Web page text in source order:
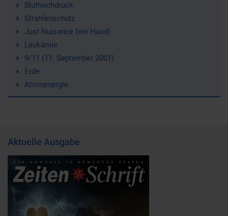
Bluthochdruck
Strahlenschutz
Just Nuisance (ein Hund)
Leukämie
9/11 (11. September 2001)
Erde
Atomenergie
Aktuelle Ausgabe